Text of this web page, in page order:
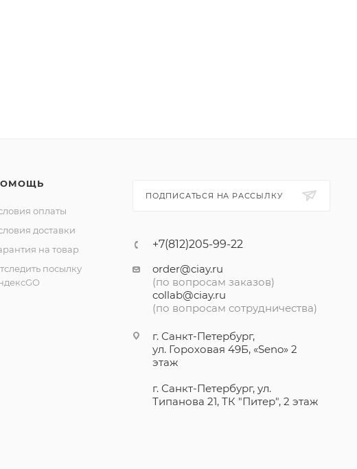
оплаты
доставки
на товар
посылку
ПОДПИСАТЬСЯ НА РАССЫЛКУ
+7(812)205-99-22
order@ciay.ru
(по вопросам заказов)
collab@ciay.ru
(по вопросам сотрудничества)
г. Санкт-Петербург,
ул. Гороховая 49Б, «Seno» 2
этаж
г. Санкт-Петербург, ул.
Типанова 21, ТК "Питер", 2 этаж